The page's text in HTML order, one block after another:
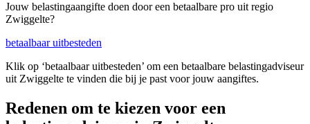
Jouw belastingaangifte doen door een betaalbare pro uit regio
Zwiggelte?
betaalbaar uitbesteden
Klik op ‘betaalbaar uitbesteden’ om een betaalbare belastingadviseur
uit Zwiggelte te vinden die bij je past voor jouw aangiftes.
Redenen om te kiezen voor een